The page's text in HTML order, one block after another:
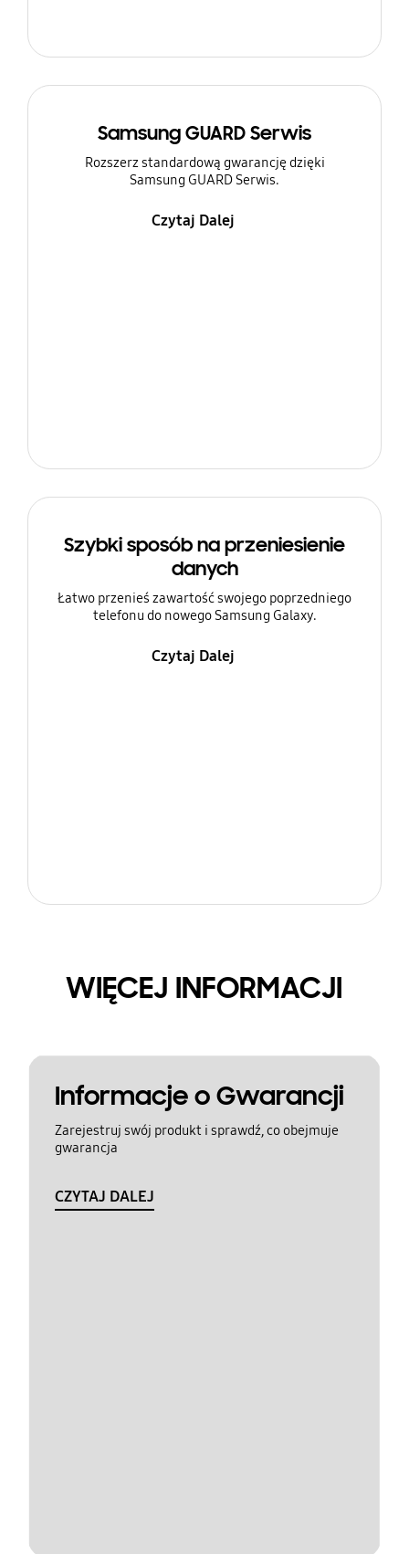
Samsung GUARD Serwis
Rozszerz standardową gwarancję dzięki
Samsung GUARD Serwis.
Czytaj Dalej
Szybki sposób na przeniesienie
danych
Łatwo przenieś zawartość swojego poprzedniego
telefonu do nowego Samsung Galaxy.
Czytaj Dalej
WIĘCEJ INFORMACJI
Informacje o Gwarancji
Zarejestruj swój produkt i sprawdź, co obejmuje
gwarancja
CZYTAJ DALEJ